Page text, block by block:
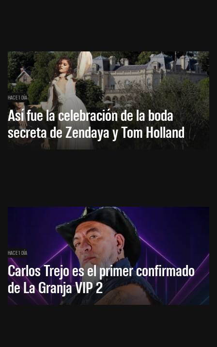
HACE 1 DÍA
Así fue la celebración de la boda
secreta de Zendaya y Tom Holland
HACE 1 DÍA
Carlos Trejo es el primer confirmado
de La Granja VIP 2